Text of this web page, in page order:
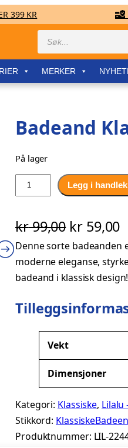
399 KR
Products
search
MERKER
Badeand
På lager
a
e
a
n
d
l
k
S
v
Legg i
kr99,00 O
p
p
n
e
l
i
kr59,00N
å
v
d
e
p
Denne sorte badeanden
moderne eleganse,
badeand i klassisk design!
A
t
t
r
i
b
u
V
e
r
d
Vekt
Dimensjoner
Kategori: Klassiske, Lilalu
Stikkord:
Produktnummer: LIL-